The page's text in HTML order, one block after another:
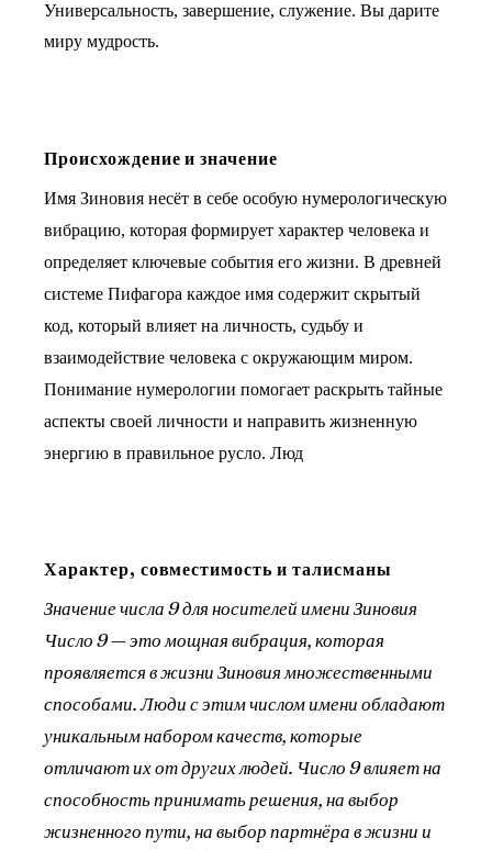
Универсальность, завершение, служение. Вы дарите
миру мудрость.
Происхождение и значение
Имя Зиновия несёт в себе особую нумерологическую
вибрацию, которая формирует характер человека и
определяет ключевые события его жизни. В древней
системе Пифагора каждое имя содержит скрытый
код, который влияет на личность, судьбу и
взаимодействие человека с окружающим миром.
Понимание нумерологии помогает раскрыть тайные
аспекты своей личности и направить жизненную
энергию в правильное русло. Люд
Характер, совместимость и талисманы
Значение числа 9 для носителей имени Зиновия
Число 9 — это мощная вибрация, которая
проявляется в жизни Зиновия множественными
способами. Люди с этим числом имени обладают
уникальным набором качеств, которые
отличают их от других людей. Число 9 влияет на
способность принимать решения, на выбор
жизненного пути, на выбор партнёра в жизни и